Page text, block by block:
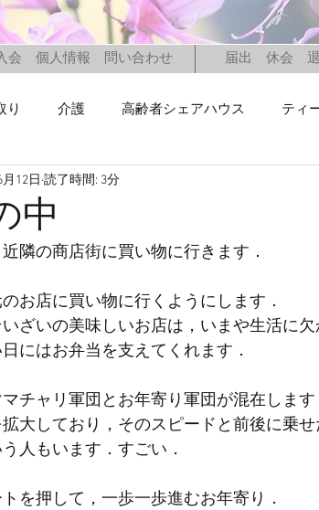
会 個人情報 問い合わせ 届出 休会
り 介護 高齢者シェアハウス ティ
高齢者 孤独死
ンディング 高齢 介護保険
齢者向け住宅 サ高住
中
12日 読了時間: 3分
隣の商店街に買い物に行きます．
お店に買い物に行くようにします．
ざいの美味しいお店は，いまや生活に
にはお弁当を支えてくれます．
チャリ軍団とお年寄り軍団が混在しま
大しており，そのスピードと前後に乗
人もいます．すごい．
を押して，一歩一歩進むお年寄り．